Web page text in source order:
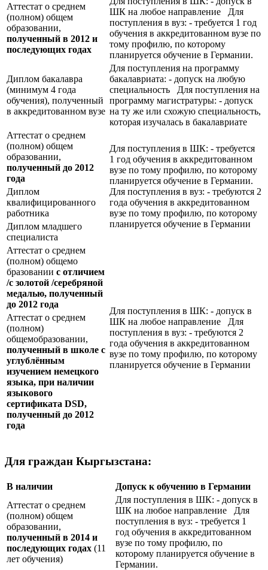
Аттестат о среднем
(полном) общем
образовании,
полученный в 2012 и
последующих годах
ШК на любое направление Для
поступления в вуз: - требуется 1 год
обучения в аккредитованном вузе по
тому профилю, по которому
планируется обучение в Германии.
Диплом бакалавра
(минимум 4 года
обучения), полученный
в аккредитованном вузе
Для поступления на программу
бакалавриата: - допуск на любую
специальность Для поступления на
программу магистратуры: - допуск
на ту же или схожую специальность,
которая изучалась в бакалавриате
Аттестат о среднем
(полном) общем
образовании,
полученный до 2012
года
Для поступления в ШК: - требуется
1 год обучения в аккредитованном
вузе по тому профилю, по которому
планируется обучение в Германии.
Для поступления в вуз: - требуются 2
года обучения в аккредитованном
вузе по тому профилю, по которому
планируется обучение в Германии
Диплом
квалифицированного
работника
Диплом младшего
специалиста
Аттестат о среднем
(полном) общемо
бразовании с отличием
/с золотой /серебряной
медалью, полученный
до 2012 года
Для поступления в ШК: - допуск в
ШК на любое направление Для
поступления в вуз: - требуются 2
года обучения в аккредитованном
вузе по тому профилю, по которому
планируется обучение в Германии
Аттестат о среднем
(полном)
общемобразовании,
полученный в школе с
углублённым
изучением немецкого
языка, при наличии
языкового
сертификата DSD,
полученный до 2012
года
Для граждан Кыргызстана:
В наличии
Допуск к обучению в Германии
Аттестат о среднем
(полном) общем
образовании,
полученный в 2014 и
последующих годах (11
лет обучения)
Для поступления в ШК: - допуск в
ШК на любое направление Для
поступления в вуз: - требуется 1
год обучения в аккредитованном
вузе по тому профилю, по
которому планируется обучение в
Германии.